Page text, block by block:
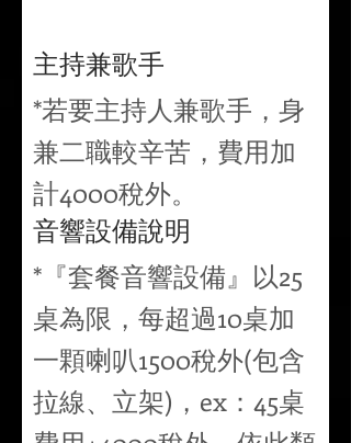
​主持兼歌手
*若要主持人兼歌手，身
兼二職較辛苦，費用加
計4000稅外。
音響設備說明
*『套餐音響設備』以25
桌為限，每超過10桌加
一顆喇叭1500稅外(包含
拉線、立架)，ex：45桌